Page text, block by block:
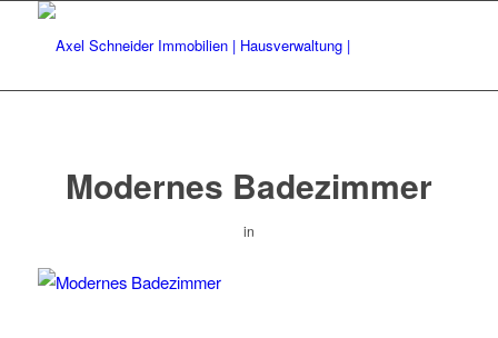
Modernes Badezimmer
in